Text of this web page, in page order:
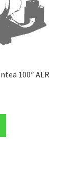
100″ ALR